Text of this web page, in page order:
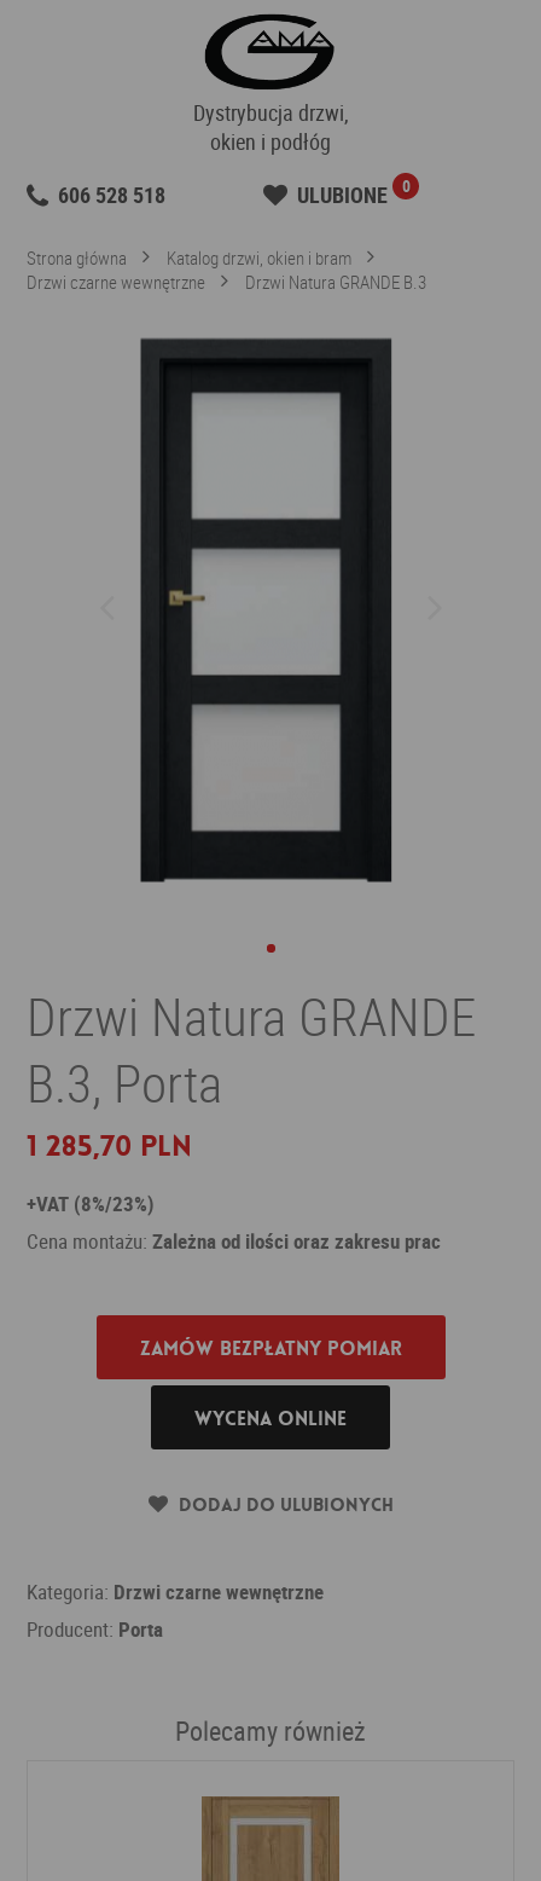
Dystrybucja drzwi,
okien i podłóg
606 528 518
ULUBIONE 0
Strona główna
Katalog drzwi, okien i bram
Drzwi czarne wewnętrzne
Drzwi Natura GRANDE B.3
Drzwi Natura GRANDE
B.3, Porta
1 285,70 PLN
+VAT (8%/23%)
Cena montażu:Zależna od ilości oraz zakresu prac
Zamów bezpłatny pomiar
Wycena online
Dodaj do ulubionych
Kategoria: Drzwi czarne wewnętrzne
Producent: Porta
Polecamy również